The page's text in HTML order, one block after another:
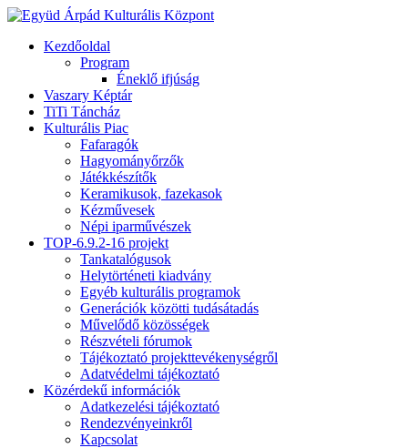
Kezdőoldal
Program
Éneklő ifjúság
Vaszary Képtár
TiTi Táncház
Kulturális Piac
Fafaragók
Hagyományőrzők
Játékkészítők
Keramikusok, fazekasok
Kézművesek
Népi iparművészek
TOP-6.9.2-16 projekt
Tankatalógusok
Helytörténeti kiadvány
Egyéb kulturális programok
Generációk közötti tudásátadás
Művelődő közösségek
Részvételi fórumok
Tájékoztató projekttevékenységről
Adatvédelmi tájékoztató
Közérdekű információk
Adatkezelési tájékoztató
Rendezvényeinkről
Kapcsolat